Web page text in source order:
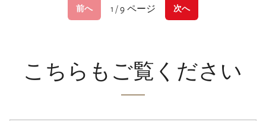
前へ 1 / 9 ページ 次へ
こちらもご覧ください